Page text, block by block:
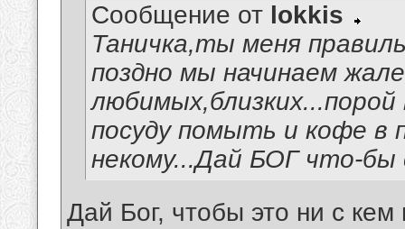
Сообщение от lokkis
Таничка,ты меня
поздно мы начинаем
посуду помыть и кофе в
некому...Дай БОГ что-бы
Дай Бог, чтобы это ни с кем